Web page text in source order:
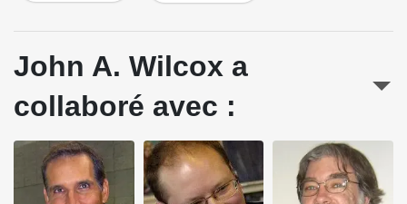
John A. Wilcox a
collaboré avec :